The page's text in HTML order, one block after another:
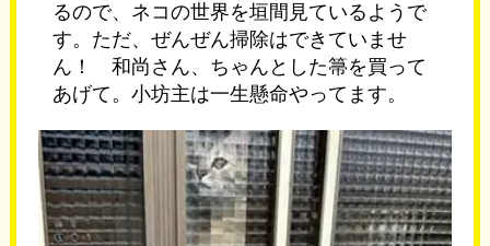
るので、ネコの世界を垣間見ているようで
す。ただ、ぜんぜん掃除はできていませ
ん！ 和尚さん、ちゃんとした箒を買って
あげて。小坊主は一生懸命やってます。